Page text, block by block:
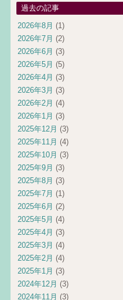
過去の記事
2026年8月 (1)
2026年7月 (2)
2026年6月 (3)
2026年5月 (5)
2026年4月 (3)
2026年3月 (3)
2026年2月 (4)
2026年1月 (3)
2025年12月 (3)
2025年11月 (4)
2025年10月 (3)
2025年9月 (3)
2025年8月 (3)
2025年7月 (1)
2025年6月 (2)
2025年5月 (4)
2025年4月 (3)
2025年3月 (4)
2025年2月 (4)
2025年1月 (3)
2024年12月 (3)
2024年11月 (3)